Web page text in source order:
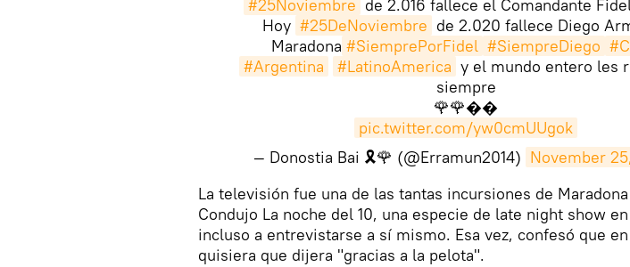
#25Noviembre de 2.016 fallece el Comandante
Hoy #25DeNoviembre de 2.020 fallece Diego
Maradona #SiemprePorFidel #SiempreDiego
#Argentina
#LatinoAmerica y el mundo entero les
siempre
🌹🌹��
pic.twitter.com/yw0cmUUgok
— Donostia Bai 🎗️🌹 (@Erramun2014) November
La televisión fue una de las tantas incursiones de
Condujo La noche del 10, una especie de late night show
incluso a entrevistarse a sí mismo. Esa vez, confesó que
quisiera que dijera "gracias a la pelota".